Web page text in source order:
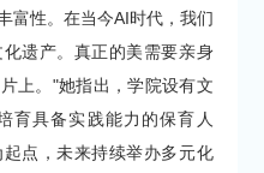
富性。在当今AI时代，我们
遗产。真正的美需要亲身
上。"她指出，学院设有文
育具备实践能力的保育人
点，未来持续举办多元化